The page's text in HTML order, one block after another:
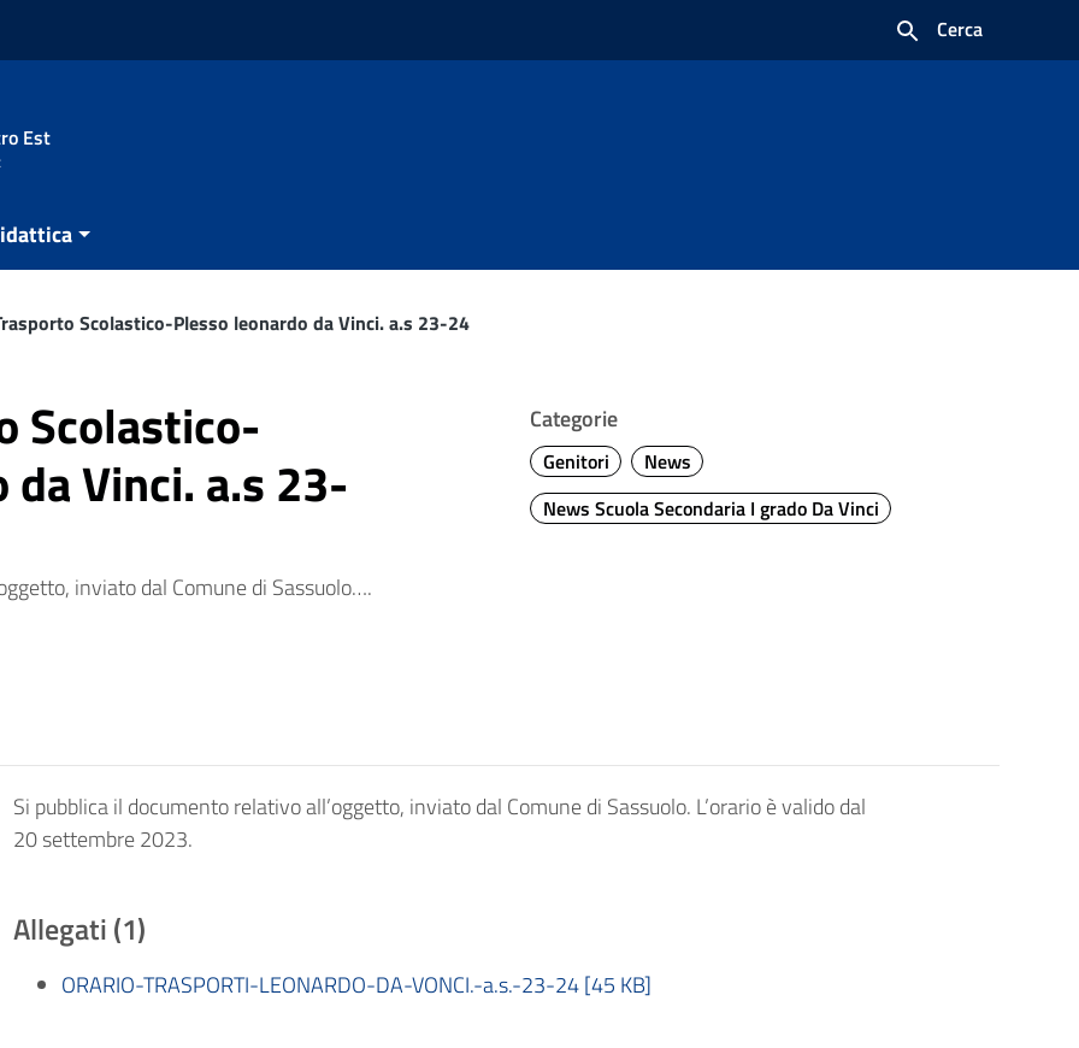
Cerca
Est
Scolastico-Plesso leonardo da Vinci. a.s 23-24
Scolastico-
Vinci. a.s 23-
inviato dal Comune di Sassuolo….
Categorie
Genitori
News
News Scuola Secondaria I grado Da Vinci
Si pubblica il documento relativo all’oggetto, inviato dal Comune di Sassuolo. L’orario è valido dal
20 settembre 2023.
Allegati (1)
ORARIO-TRASPORTI-LEONARDO-DA-VONCI.-a.s.-23-24 [45 KB]